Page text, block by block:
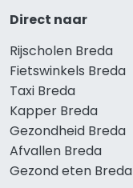
Direct naar
Rijscholen Breda
Fietswinkels Breda
Taxi Breda
Kapper Breda
Gezondheid Breda
Afvallen Breda
Gezond eten Breda